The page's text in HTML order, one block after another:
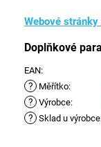
Webové
Doplňkové
EAN:
? Měřítko:
? Výrobce:
? Sklad u výrobce